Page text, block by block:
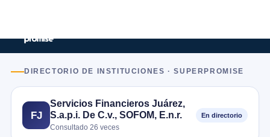
DIRECTORIO DE INSTITUCIONES · SUPERPROMISE
FJ
Servicios Financieros Juárez,
S.a.p.i. De C.v., SOFOM, E.n.r.
Consultado 26 veces
En directorio